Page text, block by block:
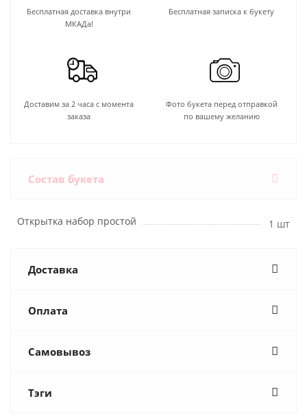
Бесплатная доставка внутри
МКАДа!
Бесплатная записка к букету
Доставим за 2 часа с момента
заказа
Фото букета перед отправкой
по вашему желанию
Состав букета
Открытка набор простой 1 шт
Доставка
Оплата
Самовывоз
Тэги